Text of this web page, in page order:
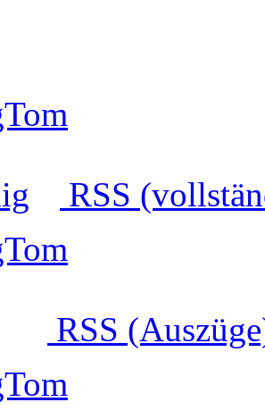
RSS
RSS